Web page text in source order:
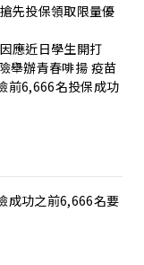
先投保領取限量優
應近日學生開打
舉辦青春啡揚 疫苗
前6,666名投保成功
成功之前6,666名要